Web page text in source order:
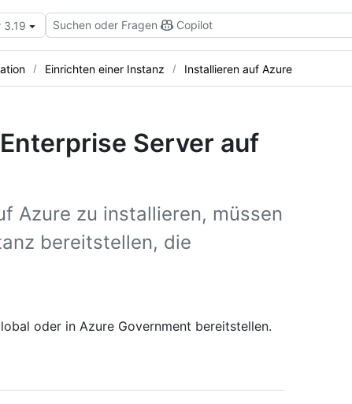
3.19 Suchen oder Fragen Copilot
Einrichten einer Instanz Installieren auf Azure
Server auf
Azure zu installieren, müssen
bereitstellen, die
oder in Azure Government bereitstellen.